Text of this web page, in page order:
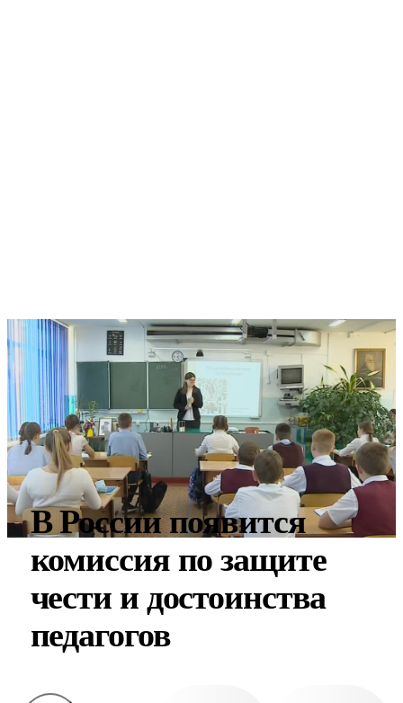
В России появится
комиссия по защите
чести и достоинства
педагогов